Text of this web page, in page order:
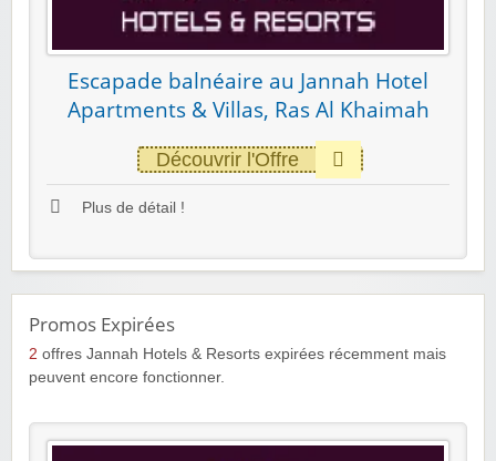
Escapade balnéaire au Jannah Hotel
Apartments & Villas, Ras Al Khaimah
Découvrir l'Offre
Plus de détail !
Promos Expirées
2 offres Jannah Hotels & Resorts expirées récemment mais
peuvent encore fonctionner.